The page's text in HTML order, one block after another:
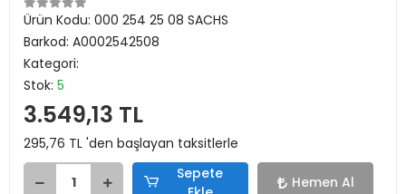
Ürün Kodu: 000 254 25 08 SACHS
Barkod: A0002542508
Kategori:
Stok: 5
3.549,13 TL
295,76 TL 'den başlayan taksitlerle
Sepete
Hemen Al